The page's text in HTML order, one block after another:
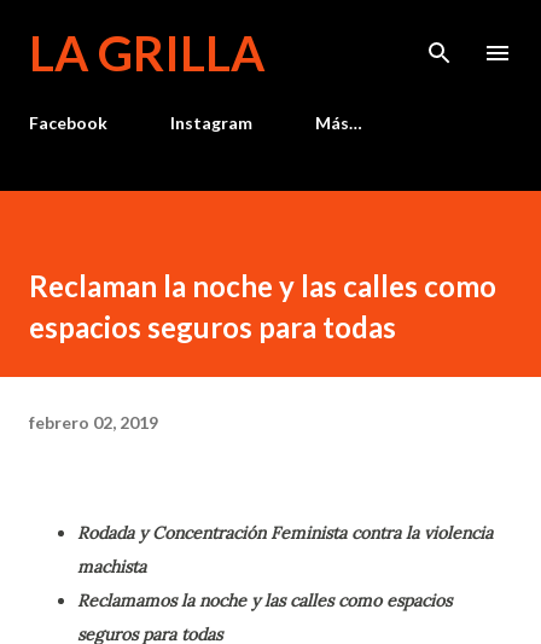
LA GRILLA
Facebook Instagram Más…
Reclaman la noche y las calles como
espacios seguros para todas
febrero 02, 2019
Rodada y Concentración Feminista contra la violencia
machista
Reclamamos la noche y las calles como espacios
seguros para todas